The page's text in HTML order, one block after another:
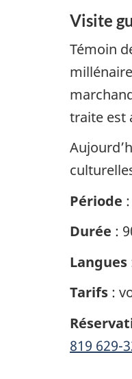
Visite
Témoin
traite est
Période
Durée :
Langues
Tarifs :
819 629-